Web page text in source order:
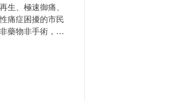
生、極速御痛、
痛症困擾的市民
藥物非手術，甚